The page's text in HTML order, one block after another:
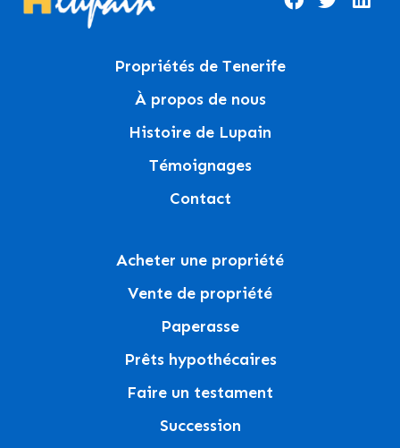
Propriétés de Tenerife
À propos de nous
Histoire de Lupain
Témoignages
Contact
Acheter une propriété
Vente de propriété
Paperasse
Prêts hypothécaires
Faire un testament
Succession